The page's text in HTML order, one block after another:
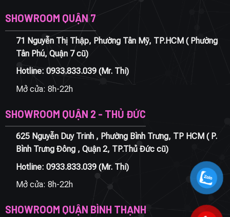
SHOWROOM QUẬN 7
71 Nguyễn Thị Thập, Phường Tân Mỹ, TP.HCM ( Phường
Tân Phú, Quận 7 cũ)
Hotline: 0933.833.039(Mr. Thi)
Mở cửa: 8h-22h
SHOWROOM QUẬN 2 - THỦ ĐỨC
625 Nguyễn Duy Trinh , Phường Bình Trưng, TP HCM ( P.
Bình Trưng Đông , Quận 2, TP.Thủ Đức cũ)
Hotline: 0933.833.039(Mr. Thi)
Mở cửa: 8h-22h
SHOWROOM QUẬN BÌNH THẠNH